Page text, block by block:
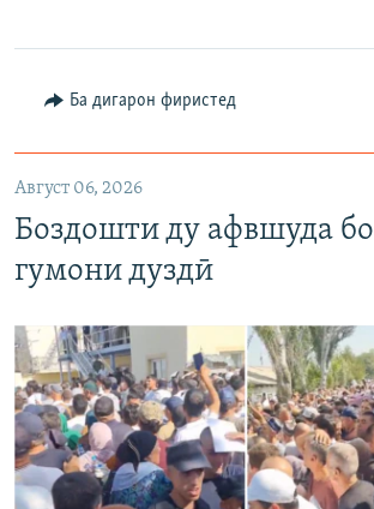
Ба дигарон фиристед
Август 06, 2026
Боздошти ду афвшуда бо
гумони дуздӣ